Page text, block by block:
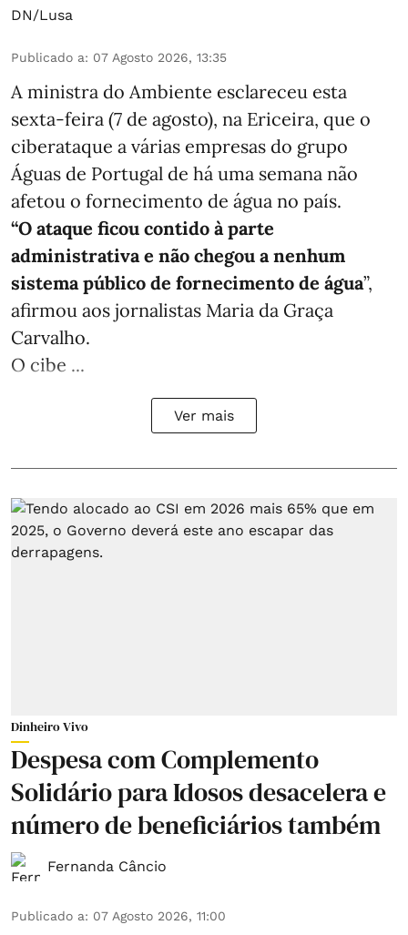
DN/Lusa
Publicado a: 07 Agosto 2026, 13:35
A ministra do Ambiente esclareceu esta
sexta-feira (7 de agosto), na Ericeira, que o
ciberataque a várias empresas do grupo
Águas de Portugal de há uma semana não
afetou o fornecimento de água no país.
“O ataque ficou contido à parte
administrativa e não chegou a nenhum
sistema público de fornecimento de água”,
afirmou aos jornalistas Maria da Graça
Carvalho.
O cibe ...
Ver mais
Dinheiro Vivo
Despesa com Complemento
Solidário para Idosos desacelera e
número de beneficiários também
Fernanda Câncio
Publicado a: 07 Agosto 2026, 11:00